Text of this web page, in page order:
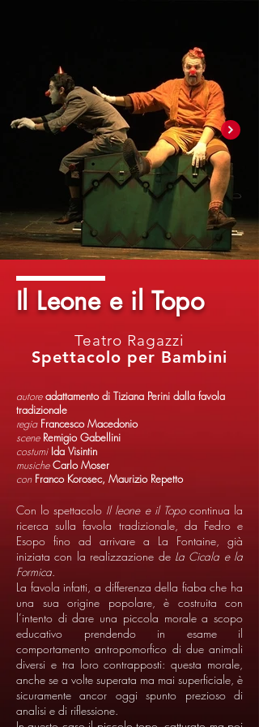
Il Leone e il Topo
Spettacolo per Bambini
Teatro Ragazzi
autoreadattamento di Tiziana Perini dalla favola
tradizionale
regia Francesco Macedonio
scene Remigio Gabellini
costumi Ida Visintin
musicheCarlo Moser
con Franco Korosec, Maurizio Repetto
Con lo spettacolo Il leone e il Topocontinua la
ricerca sulla favola tradizionale, da Fedro e
Esopo fino ad arrivare a La Fontaine, già
iniziata con la realizzazione de La Cicala e la
Formica.
La favola infatti, a differenza della fiaba che ha
una sua origine popolare, è costruita con
l’intento di dare una piccola morale a scopo
educativo prendendo in esame il
comportamento antropomorfico di due animali
diversi e tra loro contrapposti: questa morale,
anche se a volte superata ma mai superficiale, è
sicuramente ancor oggi spunto prezioso di
analisi e di riflessione.